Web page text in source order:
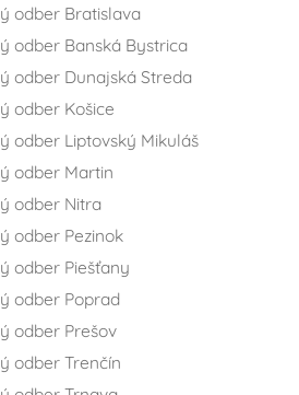
odber Bratislava
odber Banská Bystrica
odber Dunajská Streda
odber Košice
odber Liptovský Mikuláš
odber Martin
odber Nitra
odber Pezinok
odber Piešťany
odber Poprad
odber Prešov
odber Trenčín